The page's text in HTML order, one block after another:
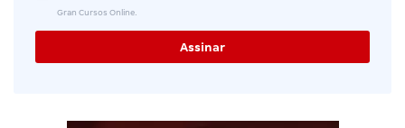
Gran Cursos Online.